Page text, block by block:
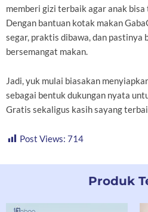
memberi gizi terbaik agar anak bisa
Dengan bantuan kotak makan
segar, praktis dibawa, dan pastinya
bersemangat makan.
Jadi, yuk mulai biasakan
sebagai bentuk dukungan nyata
Gratis sekaligus kasih sayang
Post Views: 714
Produk